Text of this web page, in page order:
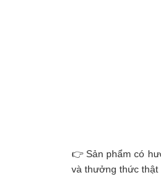
👉 Sản phẩm có
và thưởng thức thật